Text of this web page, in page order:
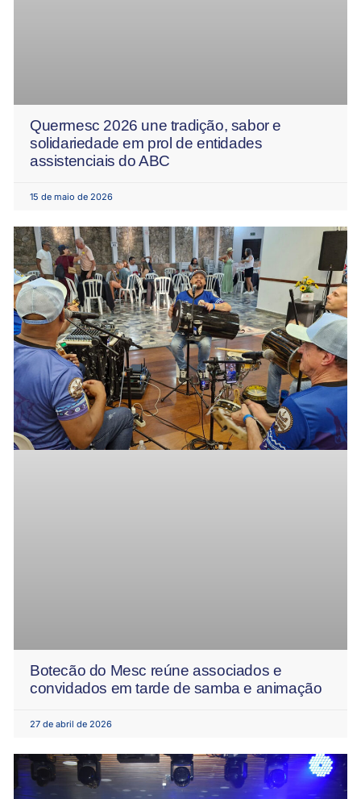
Quermesc 2026 une tradição, sabor e
solidariedade em prol de entidades
assistenciais do ABC
15 de maio de 2026
Botecão do Mesc reúne associados e
convidados em tarde de samba e animação
27 de abril de 2026